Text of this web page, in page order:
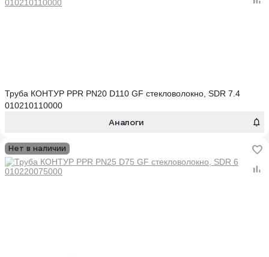
Труба КОНТУР PPR PN20 D110 GF стекловолокно, SDR 7.4
010210110000
Аналоги
Нет в наличии